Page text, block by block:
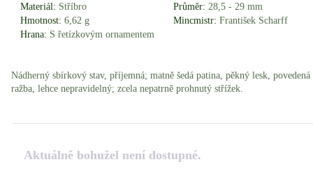
Materiál: Stříbro Průměr: 28,5 - 29 mm
Hmotnost: 6,62 g Mincmistr: František Scharff
Hrana: S řetízkovým ornamentem
Nádherný sbírkový stav, příjemná; matně šedá patina, pěkný lesk, povedená
ražba, lehce nepravidelný; zcela nepatrně prohnutý střížek.
Aktuálně bohužel není dostupné.